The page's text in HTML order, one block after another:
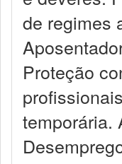
de regimes
Proteção
temporária.